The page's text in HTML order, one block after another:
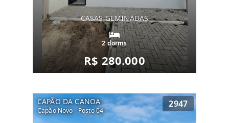
CASAS GEMINADAS
2 dorms
R$ 280.000
CAPÃO DA CANOA
Capão Novo - Posto 04
2947